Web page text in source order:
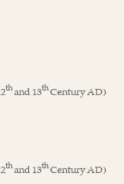
thand 13thCentury AD)
thand 13thCentury AD)